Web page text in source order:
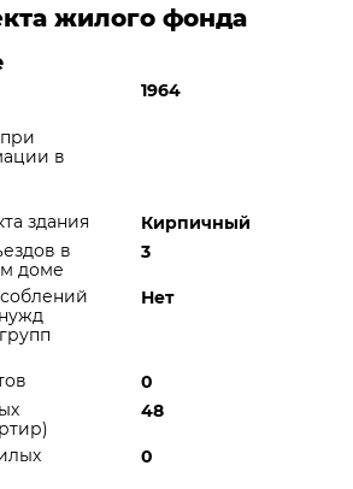
жилого фонда
1964
в
здания
Кирпичный
в
доме
3
Нет
0
48
0